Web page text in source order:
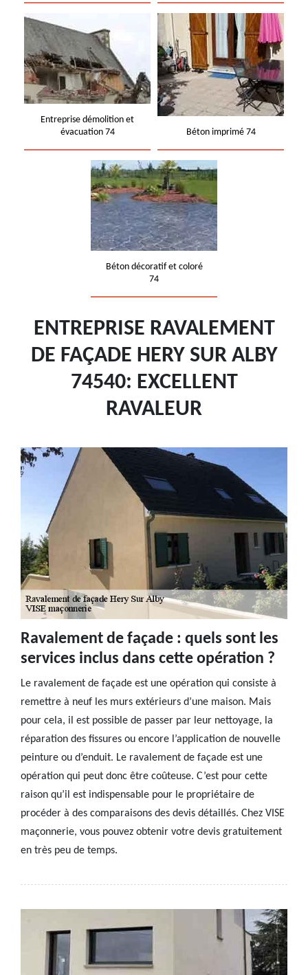
Entreprise démolition et
évacuation 74
Béton imprimé 74
Béton décoratif et coloré
74
ENTREPRISE RAVALEMENT
DE FAÇADE HERY SUR ALBY
74540: EXCELLENT
RAVALEUR
Ravalement de façade : quels sont les
services inclus dans cette opération ?
Le ravalement de façade est une opération qui consiste à
remettre à neuf les murs extérieurs d’une maison. Mais
pour cela, il est possible de passer par leur nettoyage, la
réparation des fissures ou encore l’application de nouvelle
peinture ou d’enduit. Le ravalement de façade est une
opération qui peut donc être coûteuse. C’est pour cette
raison qu’il est indispensable pour le propriétaire de
procéder à des comparaisons des devis détaillés. Chez VISE
maçonnerie, vous pouvez obtenir votre devis gratuitement
en très peu de temps.